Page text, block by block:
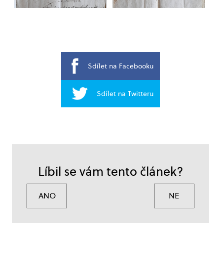
Sdílet na Facebooku
Sdílet na Twitteru
Líbil se vám tento článek?
ANO NE